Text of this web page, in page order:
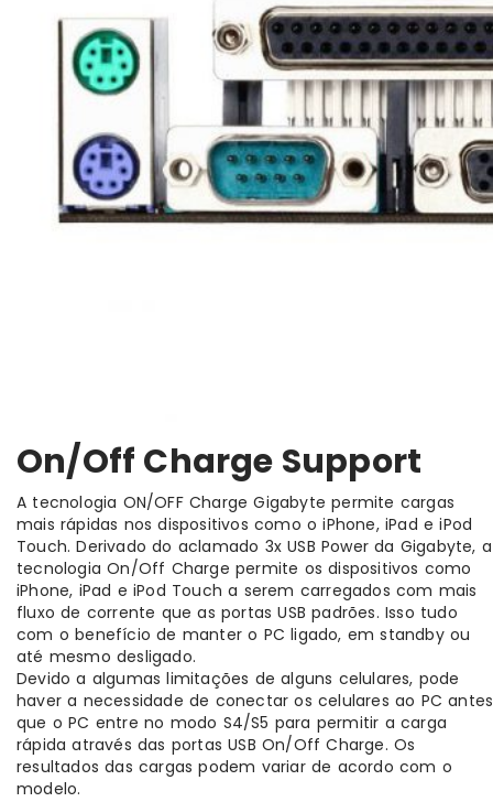
On/Off Charge Support
A tecnologia ON/OFF Charge Gigabyte permite cargas
mais rápidas nos dispositivos como o iPhone, iPad e iPod
Touch. Derivado do aclamado 3x USB Power da Gigabyte, a
tecnologia On/Off Charge permite os dispositivos como
iPhone, iPad e iPod Touch a serem carregados com mais
fluxo de corrente que as portas USB padrões. Isso tudo
com o benefício de manter o PC ligado, em standby ou
até mesmo desligado.
Devido a algumas limitações de alguns celulares, pode
haver a necessidade de conectar os celulares ao PC antes
que o PC entre no modo S4/S5 para permitir a carga
rápida através das portas USB On/Off Charge. Os
resultados das cargas podem variar de acordo com o
modelo.